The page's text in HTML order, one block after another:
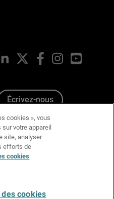
LinkedIn FacebookInstagramYouTube
Écrivez-nous
cookies », vous
votre appareil
site, analyser
efforts de
cookies
cookies